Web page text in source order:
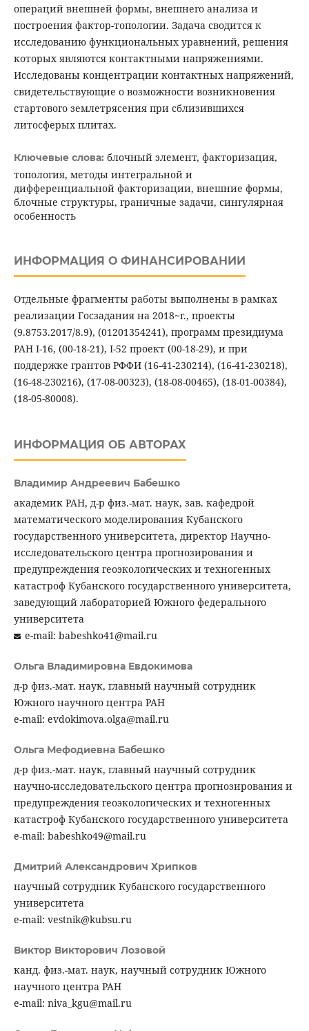
операций внешней формы, внешнего анализа и
построения фактор-топологии. Задача сводится к
исследованию функциональных уравнений, решения
которых являются контактными напряжениями.
Исследованы концентрации контактных напряжений,
свидетельствующие о возможности возникновения
стартового землетрясения при сблизившихся
литосферых плитах.
Ключевые слова: блочный элемент, факторизация,
топология, методы интегральной и
дифференциальной факторизации, внешние формы,
блочные структуры, граничные задачи, сингулярная
особенность
ИНФОРМАЦИЯ О ФИНАНСИРОВАНИИ
Отдельные фрагменты работы выполнены в рамках
реализации Госзадания на 2018~г., проекты
(9.8753.2017/8.9), (01201354241), программ президиума
РАН I-16, (00-18-21), I-52 проект (00-18-29), и при
поддержке грантов РФФИ (16-41-230214), (16-41-230218),
(16-48-230216), (17-08-00323), (18-08-00465), (18-01-00384),
(18-05-80008).
ИНФОРМАЦИЯ ОБ АВТОРАХ
Владимир Андреевич Бабешко
академик РАН, д-р физ.-мат. наук, зав. кафедрой
математического моделирования Кубанского
государственного университета, директор Научно-
исследовательского центра прогнозирования и
предупреждения геоэкологических и техногенных
катастроф Кубанского государственного университета,
заведующий лабораторией Южного федерального
университета
e-mail: babeshko41@mail.ru
Ольга Владимировна Евдокимова
д-р физ.-мат. наук, главный научный сотрудник
Южного научного центра РАН
e-mail: evdokimova.olga@mail.ru
Ольга Мефодиевна Бабешко
д-р физ.-мат. наук, главный научный сотрудник
научно-исследовательского центра прогнозирования и
предупреждения геоэкологических и техногенных
катастроф Кубанского государственного университета
e-mail: babeshko49@mail.ru
Дмитрий Александрович Хрипков
научный сотрудник Кубанского государственного
университета
e-mail: vestnik@kubsu.ru
Виктор Викторович Лозовой
канд. физ.-мат. наук, научный сотрудник Южного
научного центра РАН
e-mail: niva_kgu@mail.ru